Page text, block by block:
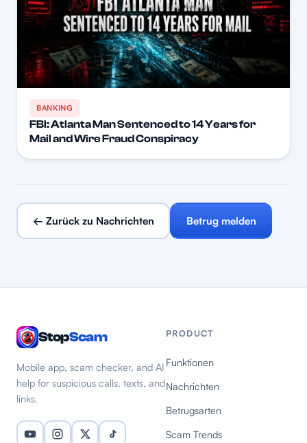
BANKING
FBI: Atlanta Man Sentenced to 14 Years for
Mail and Wire Fraud Conspiracy
← Zurück zu Nachrichten Betrug melden
StopScam
Mobile app, scam checker, and AI
help for suspicious calls, texts, and
links.
PRODUCT
Funktionen
Nachrichten
Betrugsarten
Scam Trends